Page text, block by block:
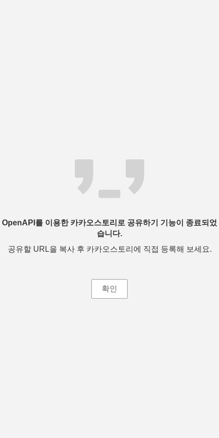
OpenAPI를 이용한 카카오스토리로 공유하기 기능이 종료되었
습니다.
공유할 URL을 복사 후 카카오스토리에 직접 등록해 보세요.
확인